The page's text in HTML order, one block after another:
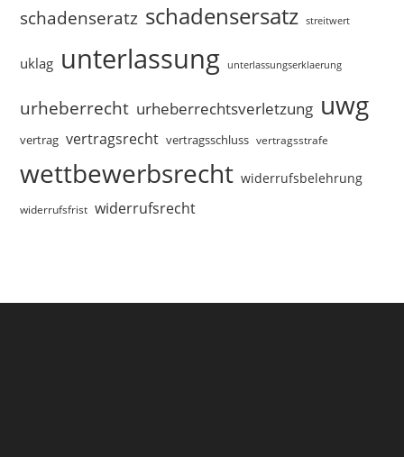
schadenseratz schadensersatz streitwert
uklag unterlassung unterlassungserklaerung
urheberrecht urheberrechtsverletzung uwg
vertrag vertragsrecht vertragsschluss vertragsstrafe
wettbewerbsrecht widerrufsbelehrung
widerrufsfrist widerrufsrecht